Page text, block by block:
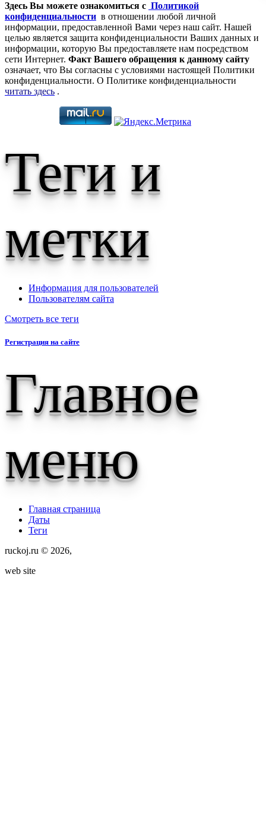
Здесь Вы можете ознакомиться с Политикой
конфиденциальности в отношении любой личной
информации, предоставленной Вами через наш сайт. Нашей
целью является защита конфиденциальности Ваших данных и
информации, которую Вы предоставляете нам посредством
сети Интернет. Факт Вашего обращения к данному сайту
означает, что Вы согласны с условиями настоящей Политики
конфиденциальности. О Политике конфиденциальности
читать здесь .
Теги и
метки
Информация для пользователей
Пользователям сайта
Смотреть все теги
Регистрация на сайте
Главное
меню
Главная страница
Даты
Теги
ruckoj.ru © 2026,
web site